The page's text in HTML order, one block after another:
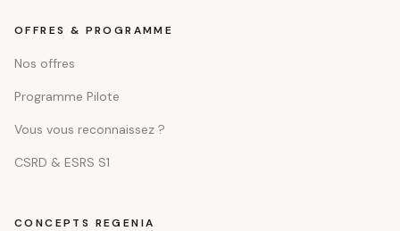
OFFRES & PROGRAMME
Nos offres
Programme Pilote
Vous vous reconnaissez ?
CSRD & ESRS S1
CONCEPTS REGENIA